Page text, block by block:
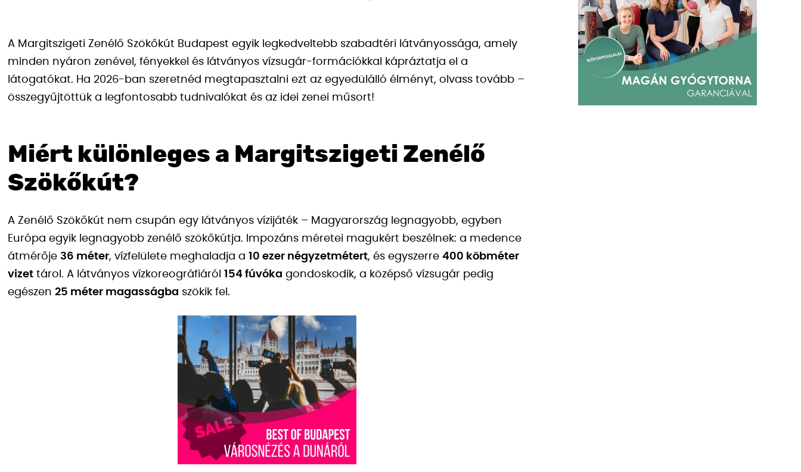
A Margitszigeti Zenélő Szökőkút Budapest egyik legkedveltebb szabadtéri látványossága, amely
minden nyáron zenével, fényekkel és látványos vízsugár-formációkkal kápráztatja el a
látogatókat. Ha 2026-ban szeretnéd megtapasztalni ezt az egyedülálló élményt, olvass tovább –
összegyűjtöttük a legfontosabb tudnivalókat és az idei zenei műsort!
Miért különleges a Margitszigeti Zenélő
Szökőkút?
A Zenélő Szökőkút nem csupán egy látványos vízijáték – Magyarország legnagyobb, egyben
Európa egyik legnagyobb zenélő szökőkútja. Impozáns méretei magukért beszélnek: a medence
átmérője 36 méter, vízfelülete meghaladja a 10 ezer négyzetmétert, és egyszerre 400 köbméter
vizet tárol. A látványos vízkoreográfiáról 154 fúvóka gondoskodik, a középső vízsugár pedig
egészen 25 méter magasságba szökik fel.